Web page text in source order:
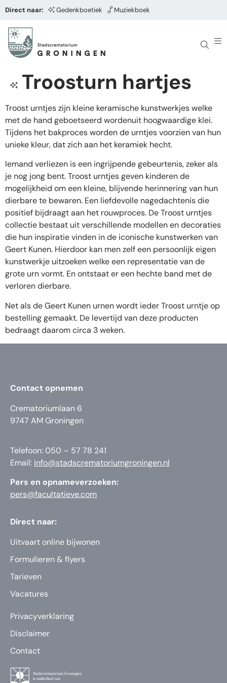
Direct naar: Gedenkboetiek Muziekboek
Troosturn hartjes
Troost urntjes zijn kleine keramische kunstwerkjes welke
met de hand geboetseerd wordenuit hoogwaardige klei.
Tijdens het bakproces worden de urntjes voorzien van hun
unieke kleur, dat zich aan het keramiek hecht.
Iemand verliezen is een ingrijpende gebeurtenis, zeker als
je nog jong bent. Troost urntjes geven kinderen de
mogelijkheid om een kleine, blijvende herinnering van hun
dierbare te bewaren. Een liefdevolle nagedachtenis die
positief bijdraagt aan het rouwproces. De Troost urntjes
collectie bestaat uit verschillende modellen en decoraties
die hun inspiratie vinden in de iconische kunstwerken van
Geert Kunen. Hierdoor kan men zelf een persoonlijk eigen
kunstwerkje uitzoeken welke een representatie van de
grote urn vormt. En ontstaat er een hechte band met de
verloren dierbare.
Net als de Geert Kunen urnen wordt ieder Troost urntje op
bestelling gemaakt. De levertijd van deze producten
bedraagt daarom circa 3 weken.
Contact opnemen
Crematoriumlaan 6
9747 AM Groningen
Telefoon: 050 – 57 78 241
Email: info@stadscrematoriumgroningen.nl
Pers en opnameverzoeken:
pers@facultatieve.com
Direct naar:
Uitvaart online bijwonen
Formulieren & flyers
Tarieven
Vacatures
Privacyverklaring
Disclaimer
Contact